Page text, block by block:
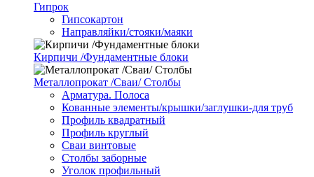
Гипрок
Гипсокартон
Направляйки/стояки/маяки
Кирпичи /Фундаментные блоки
Металлопрокат /Сваи/ Столбы
Арматура. Полоса
Кованные элементы/крышки/заглушки-для труб
Профиль квадратный
Профиль круглый
Сваи винтовые
Столбы заборные
Уголок профильный